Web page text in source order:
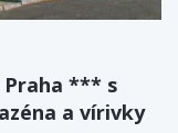
Praha *** s
a vírivky